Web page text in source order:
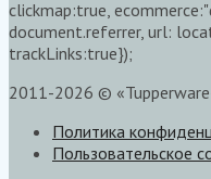
clickmap:true,
document.referrer, url:
trackLinks:true});
2011-2026 ©
Политика
Пользовательское